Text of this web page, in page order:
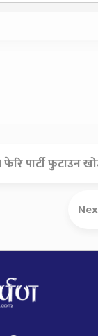
पार्टी फुटाउन